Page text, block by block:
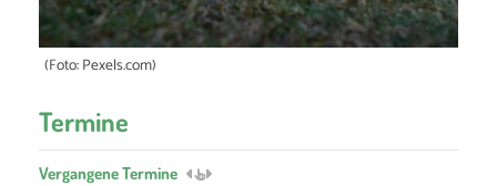
(Foto: Pexels.com)
Termine
Vergangene Termine